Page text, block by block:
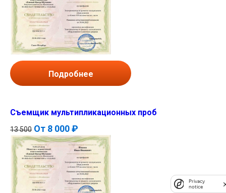
Подробнее
Съемщик мультипликационных проб
13 500 От 8 000 ₽
Privacy
notice